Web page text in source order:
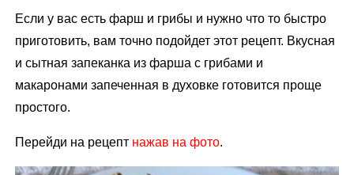
Если у вас есть фарш и грибы и нужно что то быстро
приготовить, вам точно подойдет этот рецепт. Вкусная
и сытная запеканка из фарша с грибами и
макаронами запеченная в духовке готовится проще
простого.
Перейди на рецепт нажав на фото.